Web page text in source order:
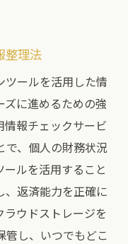
整理法
ツールを活用した情
ズに進めるための強
情報チェックサービ
で、個人の財務状況
ルを活用すること
、返済能力を正確に
ウドストレージを
管し、いつでもどこ